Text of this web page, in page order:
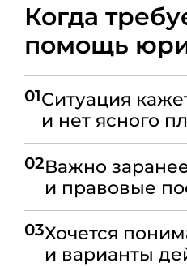
Когда
помощь
01Ситуация
и нет ясного
02Важно
и правовые
03Хочется
и варианты